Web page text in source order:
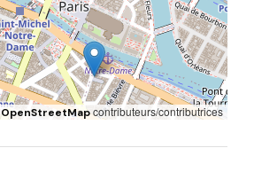
OpenStreetMapcontributeurs/contributrices